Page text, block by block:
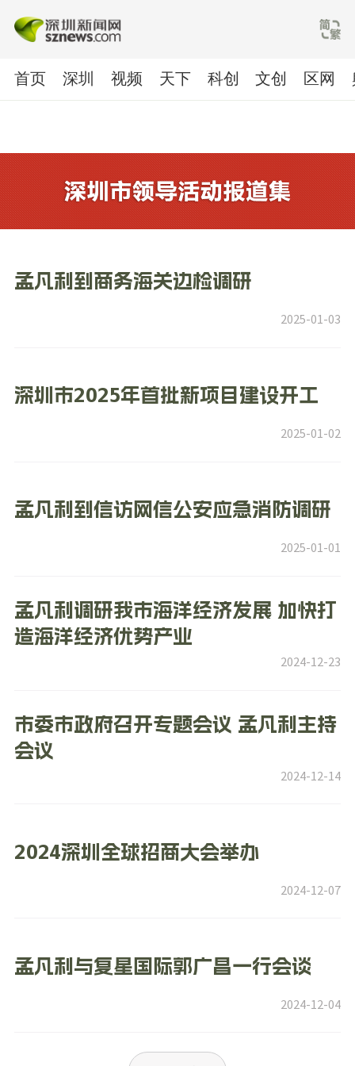
首页 深圳 视频 天下 科创 文创 区网
2025-01-03
孟凡利到商务海关边检调研
2025-01-02
深圳市2025年首批新项目建设开工
2025-01-01
孟凡利到信访网信公安应急消防调研
2024-12-23
孟凡利调研我市海洋经济发展 加快打
造海洋经济优势产业
2024-12-14
市委市政府召开专题会议 孟凡利主持
会议
2024-12-07
2024深圳全球招商大会举办
2024-12-04
孟凡利与复星国际郭广昌一行会谈